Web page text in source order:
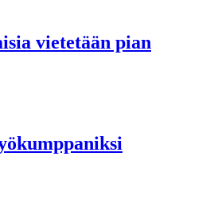
vietetään pian